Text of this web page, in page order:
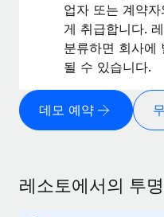
업자 또는 계약
게 취급합니다.
분류하면 회사에
될 수 있습니다.
데모 예약
레소토에서의 투